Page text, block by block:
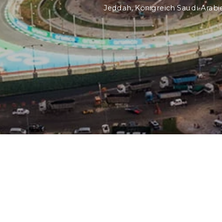
Jeddah, Königreich Saudi-